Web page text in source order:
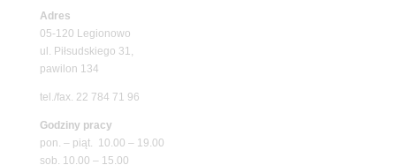
Adres
05-120 Legionowo
ul. Piłsudskiego 31,
pawilon 134
tel./fax. 22 784 71 96
Godziny pracy
pon. – piąt. 10.00 – 19.00
sob. 10.00 – 15.00